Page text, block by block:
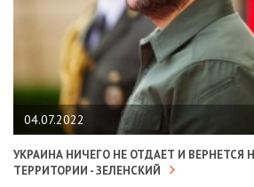
04.07.2022
УКРАИНА НИЧЕГО НЕ ОТДАЕТ И ВЕРНЕТСЯ
ТЕРРИТОРИИ - ЗЕЛЕНСКИЙ